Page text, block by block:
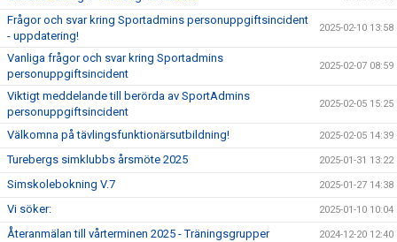
Frågor och svar kring Sportadmins personuppgiftsincident
- uppdatering!
2025-02-10 13:58
Vanliga frågor och svar kring Sportadmins
personuppgiftsincident
2025-02-07 08:59
Viktigt meddelande till berörda av SportAdmins
personuppgiftsincident
2025-02-05 15:25
Välkomna på tävlingsfunktionärsutbildning! 2025-02-05 14:39
Turebergs simklubbs årsmöte 2025 2025-01-31 13:22
Simskolebokning V.7 2025-01-27 14:38
Vi söker: 2025-01-10 10:04
Återanmälan till vårterminen 2025 - Träningsgrupper 2024-12-20 12:40